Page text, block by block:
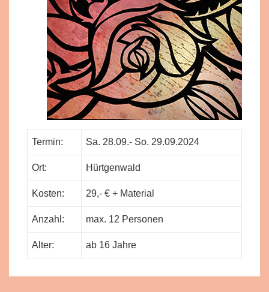
Termin: Sa. 28.09.- So. 29.09.2024
Ort: Hürtgenwald
Kosten: 29,- € + Material
Anzahl: max. 12 Personen
Alter: ab 16 Jahre